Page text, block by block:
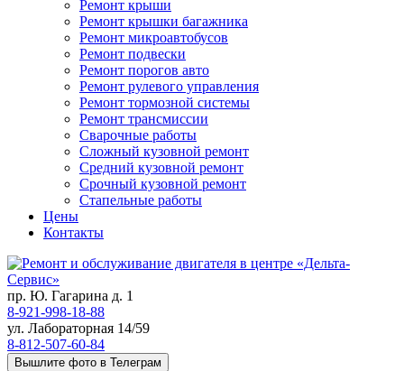
Ремонт крыши
Ремонт крышки багажника
Ремонт микроавтобусов
Ремонт подвески
Ремонт порогов авто
Ремонт рулевого управления
Ремонт тормозной системы
Ремонт трансмиссии
Сварочные работы
Сложный кузовной ремонт
Средний кузовной ремонт
Срочный кузовной ремонт
Стапельные работы
Цены
Контакты
пр. Ю. Гагарина д. 1
8-921-998-18-88
ул. Лабораторная 14/59
8-812-507-60-84
Вышлите фото в Телеграм